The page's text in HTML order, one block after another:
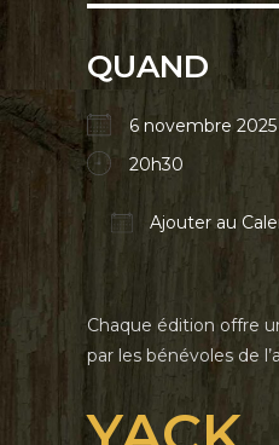
QUAND
6 novembre
20h30
Ajouter au
Chaque édition offre
par les bénévoles de